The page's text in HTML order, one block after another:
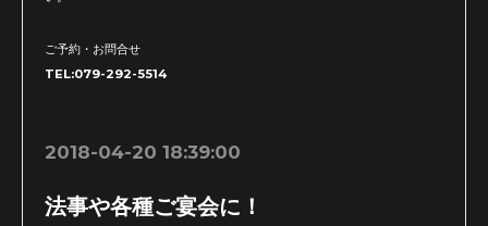
ご予約・お問合せ
TEL:079-292-5514
2018-04-20 18:39:00
法事や各種ご宴会に！